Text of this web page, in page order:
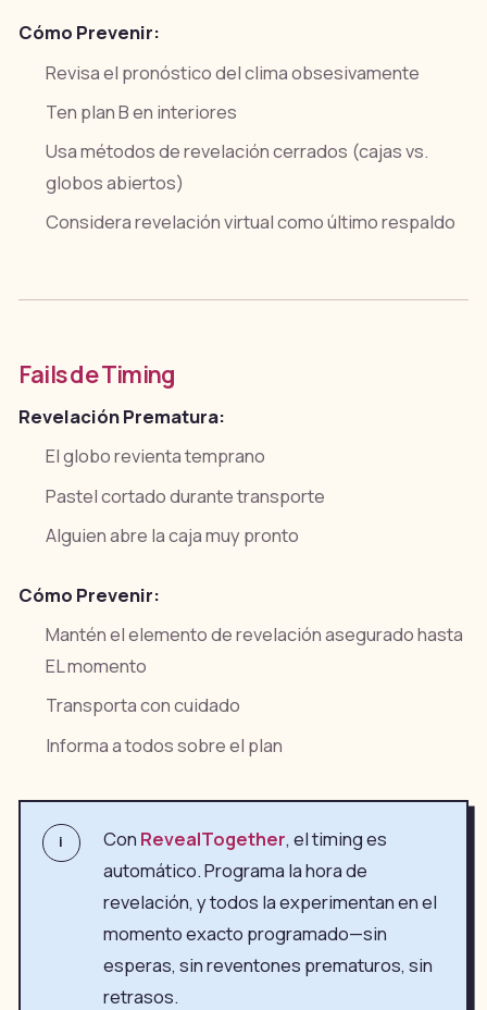
Cómo Prevenir:
Revisa el pronóstico del clima obsesivamente
Ten plan B en interiores
Usa métodos de revelación cerrados (cajas vs.
globos abiertos)
Considera revelación virtual como último respaldo
Fails de Timing
Revelación Prematura:
El globo revienta temprano
Pastel cortado durante transporte
Alguien abre la caja muy pronto
Cómo Prevenir:
Mantén el elemento de revelación asegurado hasta
EL momento
Transporta con cuidado
Informa a todos sobre el plan
i Con RevealTogether, el timing es
automático. Programa la hora de
revelación, y todos la experimentan en el
momento exacto programado—sin
esperas, sin reventones prematuros, sin
retrasos.